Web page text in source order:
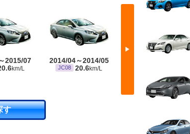
▶
2015/07
km/L
2014/04～2014/05
JC08 20.6km/L
す